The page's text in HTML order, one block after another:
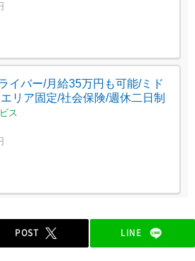
イバー/月給35万円も可能/ミド
リア固定/社会保険/週休二日制
ス
POST LINE